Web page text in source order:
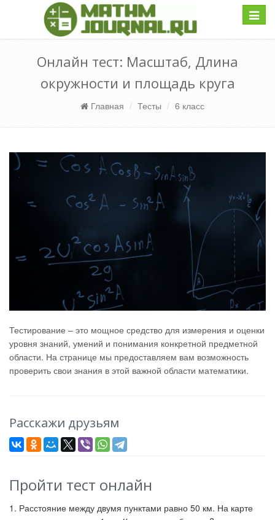
Онлайн тест: Масштаб, Длина
окружности и площадь круга
Главная Тесты 6 класс
Тестирование – это мощное средство для измерения и оценки
уровня знаний, умений и понимания конкретной предметной
области. На странице мы предоставляем вам возможность
проверить свои знания в этой важной области математики.
Расскажи друзьям
Пройти тест онлайн
1. Расстояние между двумя пунктами равно 50 км. На карте